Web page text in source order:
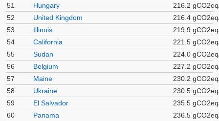
51
Hungary
216.2
52
United Kingdom
216.4
53
Illinois
219.9
54
California
221.5
55
Sudan
224.0
56
Belgium
227.2
57
Maine
230.2
58
Ukraine
230.5
59
El Salvador
235.5
60
Panama
236.5